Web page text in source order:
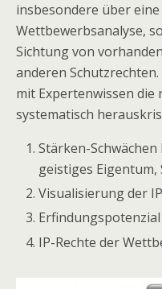
insbesondere über
Wettbewerbsanalyse,
Sichtung von
anderen
mit Expertenwissen die
systematisch
Stärken-
geistiges Eigentum,
Visualisierung der
IP-Rechte der